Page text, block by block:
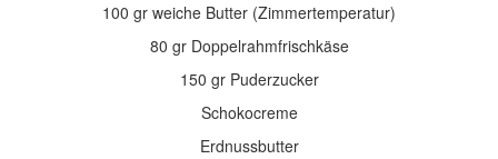
100 gr weiche Butter (Zimmertemperatur)
80 gr Doppelrahmfrischkäse
150 gr Puderzucker
Schokocreme
Erdnussbutter